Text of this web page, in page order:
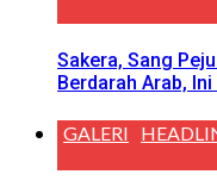
Sakera, Sang
Berdarah Arab,
GALERI